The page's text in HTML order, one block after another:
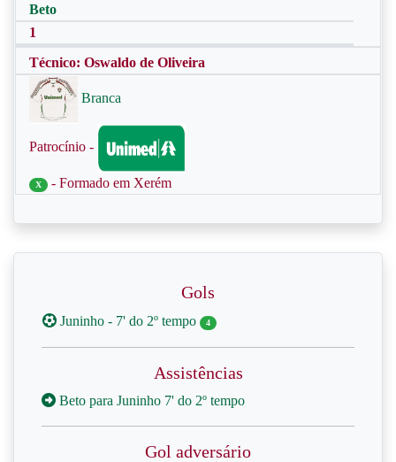
Beto
1
Técnico: Oswaldo de Oliveira
Branca
Patrocínio -
X - Formado em Xerém
Gols
Juninho - 7' do 2º tempo 4
Assistências
Beto para Juninho 7' do 2º tempo
Gol adversário